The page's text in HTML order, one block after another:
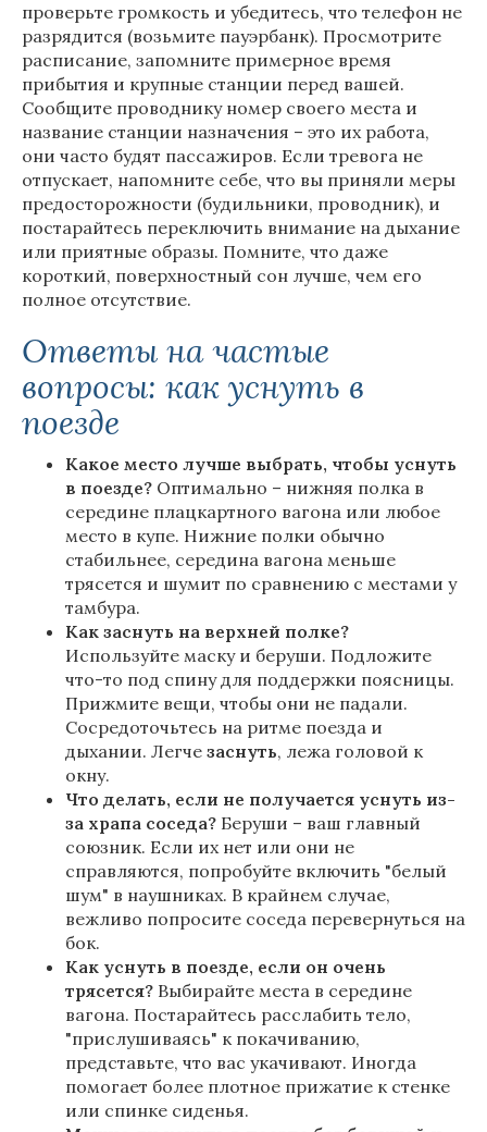
проверьте громкость и убедитесь, что телефон не
разрядится (возьмите пауэрбанк). Просмотрите
расписание, запомните примерное время
прибытия и крупные станции перед вашей.
Сообщите проводнику номер своего места и
название станции назначения – это их работа,
они часто будят пассажиров. Если тревога не
отпускает, напомните себе, что вы приняли меры
предосторожности (будильники, проводник), и
постарайтесь переключить внимание на дыхание
или приятные образы. Помните, что даже
короткий, поверхностный сон лучше, чем его
полное отсутствие.
Ответы на частые
вопросы: как уснуть в
поезде
Какое место лучше выбрать, чтобы уснуть
в поезде? Оптимально – нижняя полка в
середине плацкартного вагона или любое
место в купе. Нижние полки обычно
стабильнее, середина вагона меньше
трясется и шумит по сравнению с местами у
тамбура.
Как заснуть на верхней полке?
Используйте маску и беруши. Подложите
что-то под спину для поддержки поясницы.
Прижмите вещи, чтобы они не падали.
Сосредоточьтесь на ритме поезда и
дыхании. Легче заснуть, лежа головой к
окну.
Что делать, если не получается уснуть из-
за храпа соседа? Беруши – ваш главный
союзник. Если их нет или они не
справляются, попробуйте включить "белый
шум" в наушниках. В крайнем случае,
вежливо попросите соседа перевернуться на
бок.
Как уснуть в поезде, если он очень
трясется? Выбирайте места в середине
вагона. Постарайтесь расслабить тело,
"прислушиваясь" к покачиванию,
представьте, что вас укачивают. Иногда
помогает более плотное прижатие к стенке
или спинке сиденья.